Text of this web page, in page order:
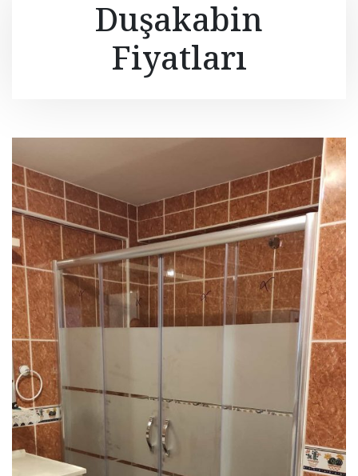
Duşakabin
Fiyatları